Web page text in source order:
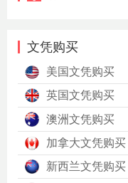
文凭购买
美国文凭购买
英国文凭购买
澳洲文凭购买
加拿大文凭购买
新西兰文凭购买